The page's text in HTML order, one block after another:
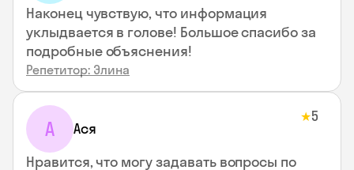
Наконец чувствую, что информация
уклыдвается в голове! Большое спасибо за
подробные объяснения!
Репетитор: Элина
А Ася
★5
Нравится, что могу задавать вопросы по